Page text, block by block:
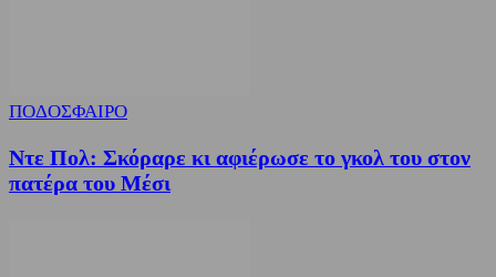
ΠΟΔΟΣΦΑΙΡΟ
Ντε Πολ: Σκόραρε κι αφιέρωσε το γκολ του στον
πατέρα του Μέσι